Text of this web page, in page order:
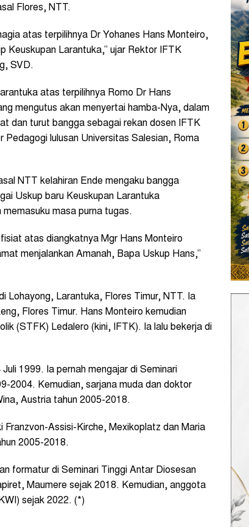
Flores, NTT.
atas terpilihnya Dr Yohanes Hans Monteiro,
Keuskupan Larantuka,” ujar Rektor IFTK
SVD.
atas terpilihnya Romo Dr Hans
mengutus akan menyertai hamba-Nya, dalam
dan turut bangga sebagai rekan dosen IFTK
lulusan Universitas Salesian, Roma
NTT kelahiran Ende mengaku bangga
Uskup baru Keuskupan Larantuka
masa purna tugas.
atas diangkatnya Mgr Hans Monteiro
menjalankan Amanah, Bapa Uskup Hans,”
Lohayong, Larantuka, Flores Timur, NTT. Ia
Flores Timur. Hans Monteiro kemudian
(STFK) Ledalero (kini, IFTK). Ia lalu bekerja di
1999. Ia pernah mengajar di Seminari
2004. Kemudian, sarjana muda dan doktor
Austria tahun 2005-2018.
Franzvon-Assisi-Kirche, Mexikoplatz dan Maria
2005-2018.
formatur di Seminari Tinggi Antar Diosesan
Maumere sejak 2018. Kemudian, anggota
sejak 2022. (*)